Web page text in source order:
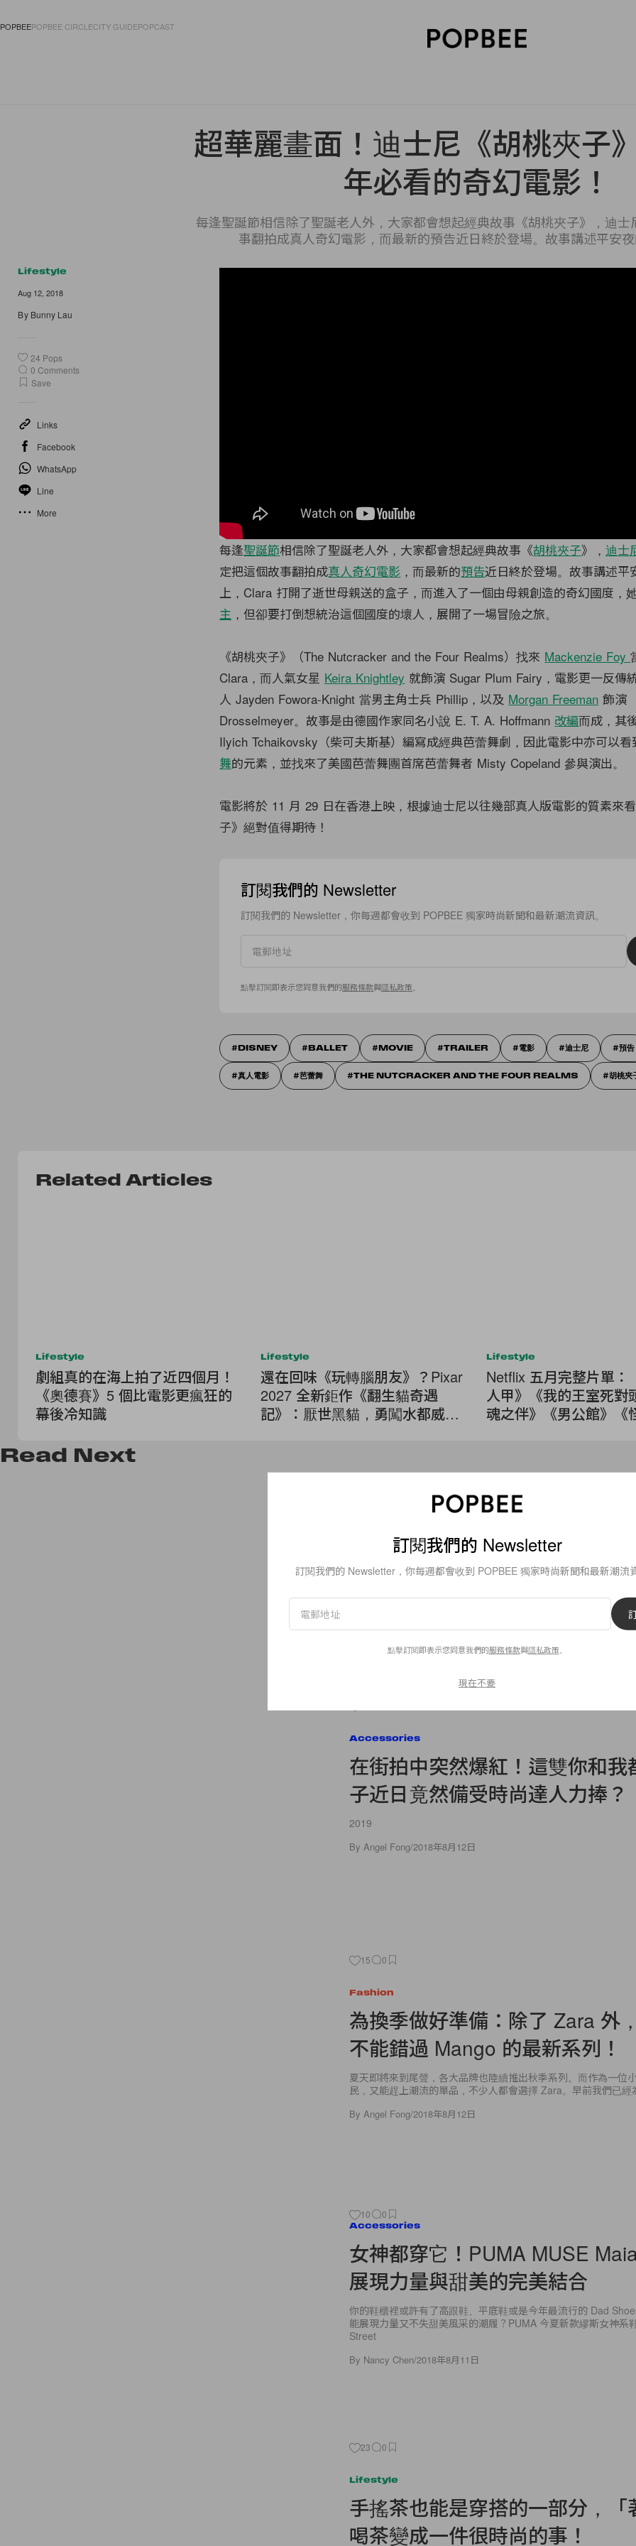
POPBEEPOPBEE CIRCLECITY GUIDEPOPCAST
超華麗畫面！迪士尼《胡桃夾子
年必看的奇幻電影！
每逢聖誕節相信除了聖誕老人外，大家都會想起經典故事《胡桃夾子》，迪
事翻拍成真人奇幻電影，而最新的預告近日終於登場。故事講述平安
Lifestyle
Aug 12, 2018
By Bunny Lau
24 Pops
0 Comments
Save
Links
Facebook
WhatsApp
Line
More
每逢聖誕節相信除了聖誕老人外，大家都會想起經典故事《胡桃夾子》，迪士
定把這個故事翻拍成真人奇幻電影 ，而最新的預告近日終於登場。故事講述平
上，Clara 打開了逝世母親送的盒子，而進入了一個由母親創造的奇幻國度，
主 ，但卻要打倒想統治這個國度的壞人，展開了一場冒險之旅。
《胡桃夾子》（The Nutcracker and the Four Realms）找來 Mackenzie Foy
Clara，而人氣女星 Keira Knightley 就飾演 Sugar Plum Fairy，電影更一反傳
人 Jayden Fowora-Knight 當男主角士兵 Phillip，以及 Morgan Freeman 飾演
Drosselmeyer。故事是由德國作家同名小說 E. T. A. Hoffmann 改編而成，其
Ilyich Tchaikovsky（柴可夫斯基）編寫成經典芭蕾舞劇，因此電影中亦可以看
舞的元素，並找來了美國芭蕾舞團首席芭蕾舞者 Misty Copeland 參與演出。
電影將於 11 月 29 日在香港上映，根據迪士尼以往幾部真人版電影的質素來
子》絕對值得期待！
訂閱我們的 Newsletter
訂閱我們的 Newsletter，你每週都會收到 POPBEE 獨家時尚新聞和最新潮流資訊。
點擊訂閱即表示您同意我們的服務條款與隱私政策。
DISNEY BALLET MOVIE TRAILER 電影 迪士尼 預告
真人電影 芭蕾舞 THE NUTCRACKER AND THE FOUR REALMS 胡桃夾
Related Articles
Lifestyle
劇組真的在海上拍了近四個月！
《奧德賽》5 個比電影更瘋狂的
幕後冷知識
Lifestyle
還在回味《玩轉腦朋友》？Pixar
2027 全新鉅作《翻生貓奇遇
記》：厭世黑貓，勇闖水都威尼
Lifestyle
Netflix 五月完整片單：
人甲》《我的王室死對
魂之伴》《男公館》《
Read Next
剁手也要買！這 5 款無印良品
美妝小物，你或許走漏眼！
說到性價比高的品牌，相信大家第一時間想起的必定是無印良品
印良品的好物，但這 5
Accessories
在街拍中突然爆紅！這雙你和我
子近日竟然備受時尚達人力捧？
2019
By Angel Fong/2018年8月12日
15 0
Fashion
為換季做好準備：除了 Zara 外
不能錯過 Mango 的最新系列！
夏天即將來到尾聲，各大品牌也陸續推出秋季系列。而作為一位
民，又能趕上潮流的單品，不少人都會選擇 Zara。早前我們已
By Angel Fong/2018年8月12日
10 0
Accessories
女神都穿它！PUMA MUSE
展現力量與甜美的完美結合
你的鞋櫃裡或許有了高跟鞋、平底鞋或是今年最流行的 Dad
能展現力量又不失甜美風采的潮履？PUMA 今夏新款繆斯女神系
Street
By Nancy Chen/2018年8月11日
23 0
Lifestyle
手搖茶也能是穿搭的一部分，「
喝茶變成一件很時尚的事！
訂閱我們的 Newsletter
訂閱我們的 Newsletter，你每週都會收到 POPBEE 獨家時尚新聞和最新潮流
點擊訂閱即表示您同意我們的服務條款與隱私政策
現在不要